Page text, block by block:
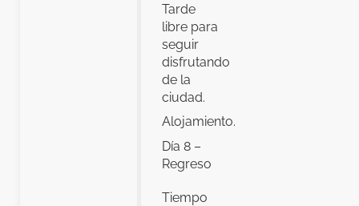
Tarde
libre para
seguir
disfrutando
de la
ciudad.
Alojamiento.
Día 8 –
Regreso
Tiempo